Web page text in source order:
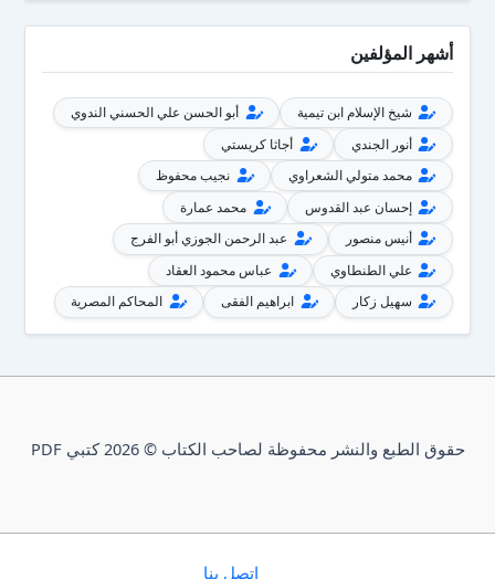
أشهر المؤلفين
شيخ الإسلام ابن تيمية
أبو الحسن علي الحسني الندوي
أنور الجندي
أجاثا كريستي
محمد متولي الشعراوي
نجيب محفوظ
إحسان عبد القدوس
محمد عمارة
أنيس منصور
عبد الرحمن الجوزي أبو الفرج
علي الطنطاوي
عباس محمود العقاد
سهيل زكار
ابراهيم الفقى المحاكم المصرية
حقوق الطبع والنشر محفوظة لصاحب الكتاب © 2026 كتبي PDF
إتصل بنا